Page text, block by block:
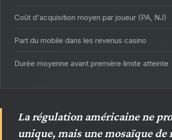
Coût d'acquisition moyen par joueur (PA, NJ)
Part du mobile dans les revenus casino
Durée moyenne avant première limite atteinte
La régulation américaine ne
unique, mais une mosaïque de